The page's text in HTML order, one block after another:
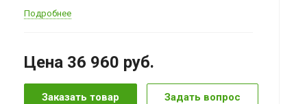
Подробнее
Цена 36 960 руб.
Заказать товар Задать вопрос